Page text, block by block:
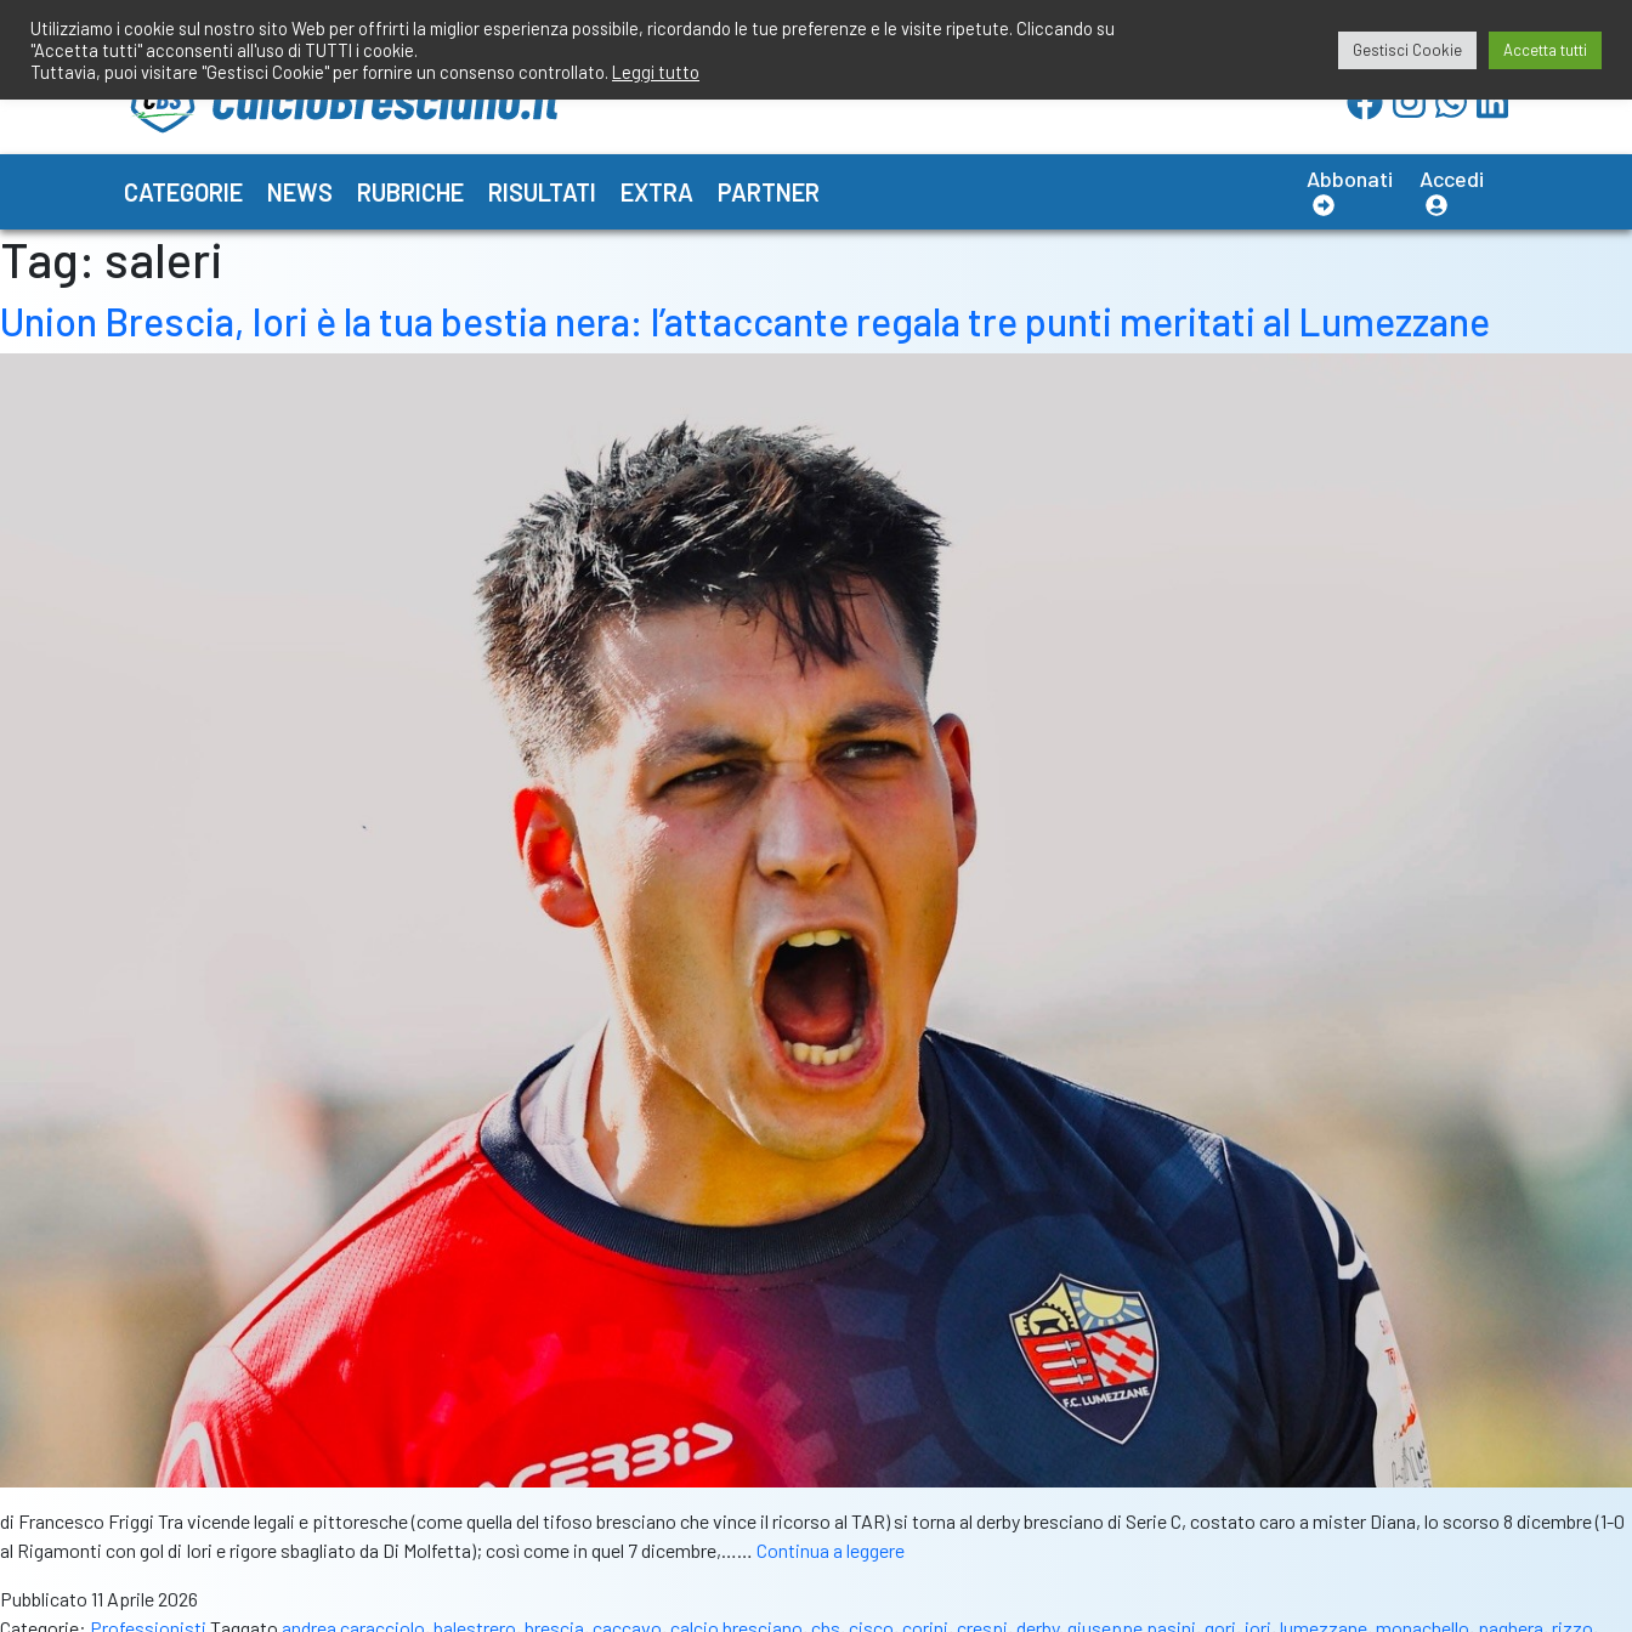
contenuto
redazione@calciobresciano.it
CATEGORIE NEWS RUBRICHE RISULTATI EXTRA PARTNER Abbonati Accedi
Tag: saleri
Union Brescia, Iori è la tua bestia nera: l’attaccante regala tre punti meritati al Lumezzane
di Francesco Friggi Tra vicende legali e pittoresche (come quella del tifoso bresciano che vince il ricorso al TAR) si torna al derby bresciano di Serie C, costato caro a mister Diana, lo scorso 8 dicembre (1-0
al Rigamonti con gol di Iori e rigore sbagliato da Di Molfetta); così come in quel 7 dicembre,…… Continua a leggereUnion
Pubblicato 11 Aprile 2026
Utilizziamo i cookie sul nostro sito Web per offrirti la miglior esperienza possibile, ricordando le tue preferenze e le visite ripetute. Cliccando su
"Accetta tutti" acconsenti all'uso di TUTTI i cookie.
Tuttavia, puoi visitare "Gestisci Cookie" per fornire un consenso controllato. Leggi tutto
Gestisci Cookie Accetta tutti